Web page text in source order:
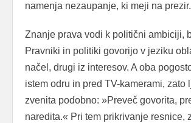
namenja nezaupanje, ki meji na prezir.
Znanje prava vodi k politični ambiciji,
Pravniki in politiki govorijo v jeziku
načel, drugi iz interesov. A oba
istem odru in pred TV-kamerami, zato
zvenita podobno: »Preveč govorita,
naredita.« Pri tem prikrivanje resnice,